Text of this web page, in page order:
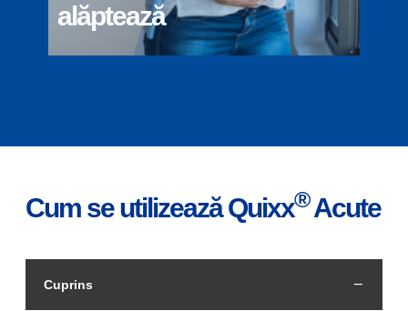
alăptează
Cum se utilizează Quixx®Acute
Cuprins